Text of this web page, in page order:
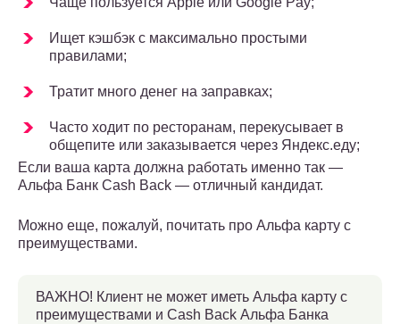
Ищет кэшбэк с максимально простыми
правилами;
Тратит много денег на заправках;
Часто ходит по ресторанам, перекусывает в
общепите или заказывается через Яндекс.еду;
Если ваша карта должна работать именно так —
Альфа Банк Cash Back — отличный кандидат.
Можно еще, пожалуй, почитать про Альфа карту с
преимуществами.
ВАЖНО! Клиент не может иметь Альфа карту с
преимуществами и Cash Back Альфа Банка